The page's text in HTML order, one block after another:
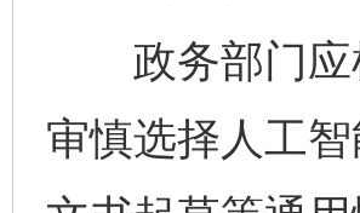
政务部门应
审慎选择人工